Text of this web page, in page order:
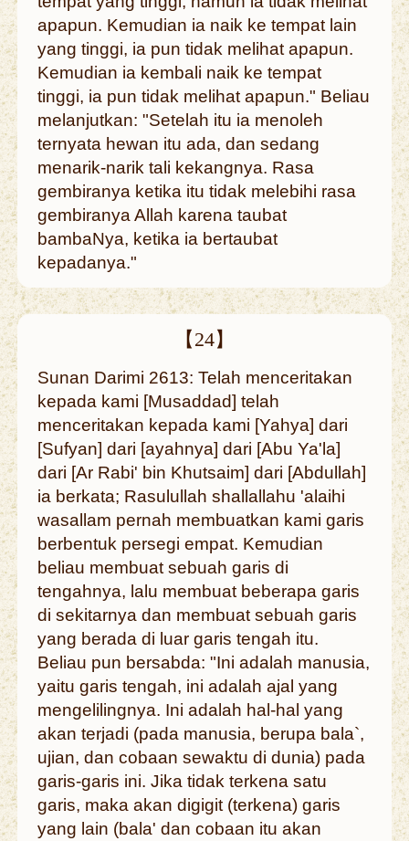
apapun. Kemudian ia naik ke tempat lain
yang tinggi, ia pun tidak melihat apapun.
Kemudian ia kembali naik ke tempat
tinggi, ia pun tidak melihat apapun." Beliau
melanjutkan: "Setelah itu ia menoleh
ternyata hewan itu ada, dan sedang
menarik-narik tali kekangnya. Rasa
gembiranya ketika itu tidak melebihi rasa
gembiranya Allah karena taubat
bambaNya, ketika ia bertaubat
kepadanya."
【24】
Sunan Darimi 2613: Telah menceritakan
kepada kami [Musaddad] telah
menceritakan kepada kami [Yahya] dari
[Sufyan] dari [ayahnya] dari [Abu Ya'la]
dari [Ar Rabi' bin Khutsaim] dari [Abdullah]
ia berkata; Rasulullah shallallahu 'alaihi
wasallam pernah membuatkan kami garis
berbentuk persegi empat. Kemudian
beliau membuat sebuah garis di
tengahnya, lalu membuat beberapa garis
di sekitarnya dan membuat sebuah garis
yang berada di luar garis tengah itu.
Beliau pun bersabda: "Ini adalah manusia,
yaitu garis tengah, ini adalah ajal yang
mengelilingnya. Ini adalah hal-hal yang
akan terjadi (pada manusia, berupa bala`,
ujian, dan cobaan sewaktu di dunia) pada
garis-garis ini. Jika tidak terkena satu
garis, maka akan digigit (terkena) garis
yang lain (bala' dan cobaan itu akan